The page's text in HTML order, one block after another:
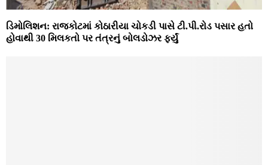
ડિમોલિશન: રાજકોટમાં કોઠારીયા ચોકડી પાસે ટી.પી.રોડ પસાર હતો
હોવાથી 30 મિલકતો પર તંત્રનું બોલડોઝર ફર્યું